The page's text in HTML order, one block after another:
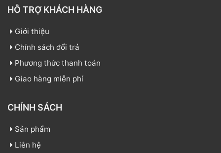
HỖ TRỢ KHÁCH HÀNG
Giới thiệu
Chính sách đổi trả
Phương thức thanh toán
Giao hàng miễn phí
CHÍNH SÁCH
Sản phẩm
Liên hệ